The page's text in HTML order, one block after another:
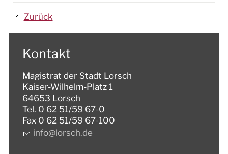
Zurück
Kontakt
Magistrat der Stadt Lorsch
Kaiser-Wilhelm-Platz 1
64653 Lorsch
Tel. 0 62 51/59 67-0
Fax 0 62 51/59 67-100
nf
l rsch d